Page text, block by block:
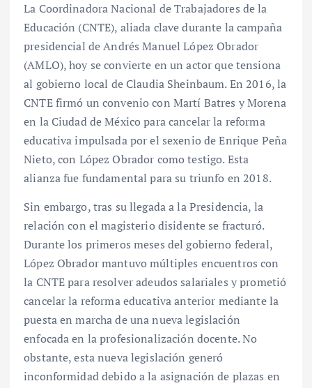
La Coordinadora Nacional de Trabajadores de la
Educación (CNTE), aliada clave durante la campaña
presidencial de Andrés Manuel López Obrador
(AMLO), hoy se convierte en un actor que tensiona
al gobierno local de Claudia Sheinbaum. En 2016, la
CNTE firmó un convenio con Martí Batres y Morena
en la Ciudad de México para cancelar la reforma
educativa impulsada por el sexenio de Enrique Peña
Nieto, con López Obrador como testigo. Esta
alianza fue fundamental para su triunfo en 2018.
Sin embargo, tras su llegada a la Presidencia, la
relación con el magisterio disidente se fracturó.
Durante los primeros meses del gobierno federal,
López Obrador mantuvo múltiples encuentros con
la CNTE para resolver adeudos salariales y prometió
cancelar la reforma educativa anterior mediante la
puesta en marcha de una nueva legislación
enfocada en la profesionalización docente. No
obstante, esta nueva legislación generó
inconformidad debido a la asignación de plazas en